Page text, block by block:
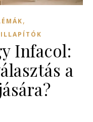
,
Infacol:
a